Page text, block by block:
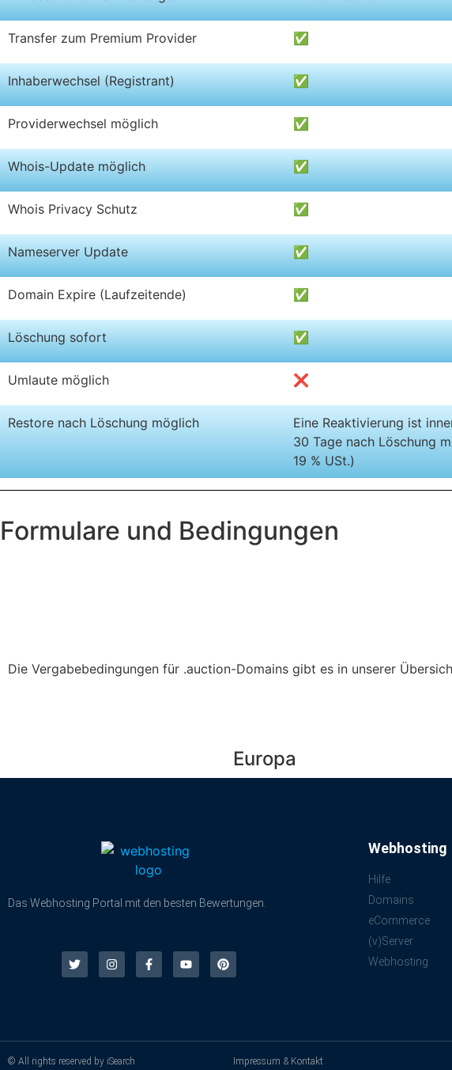
Transfer zum Premium Provider ✅
Inhaberwechsel (Registrant) ✅
Providerwechsel möglich ✅
Whois-Update möglich ✅
Whois Privacy Schutz ✅
Nameserver Update ✅
Domain Expire (Laufzeitende) ✅
Löschung sofort ✅
Umlaute möglich ❌
Restore nach Löschung möglich
Eine Reaktivierung ist
30 Tage nach Löschung
19 % USt.)
Formulare und Bedingungen
Die Vergabebedingungen für .auction-Domains gibt es in unserer
Europa
Das Webhosting Portal mit den besten Bewertungen.
Webhosting
Hilfe
Domains
eCommerce
(v)Server
Webhosting
© All rights reserved by iSearch Impressum & Kontakt